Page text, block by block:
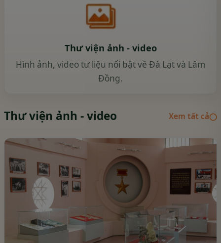
Thư viện ảnh - video
Hình ảnh, video tư liệu nổi bật về Đà Lạt và Lâm
Đồng.
Thư viện ảnh - video Xem tất cả◯